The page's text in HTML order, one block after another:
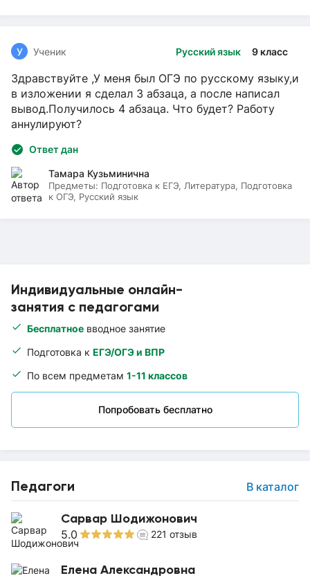
Индивидуальные онлайн-
занятия с педагогами
Бесплатное вводное занятие
Подготовка к ЕГЭ/ОГЭ и ВПР
По всем предметам 1-11 классов
Попробовать бесплатно
Педагоги В каталог
Сарвар Шодижонович
5.0 221 отзыв
Елена Александровна
Русский язык 9 класс
У Ученик
Здравствуйте ,У меня был ОГЭ по русскому языку,и
в изложении я сделал 3 абзаца, а после написал
вывод.Получилось 4 абзаца. Что будет? Работу
аннулируют?
Ответ дан
Тамара Кузьминична
Предметы: Подготовка к ЕГЭ, Литература, Подготовка
к ОГЭ, Русский язык